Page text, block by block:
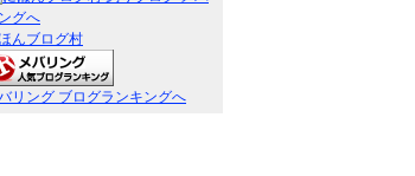
んブログ村
リング ブログランキングへ